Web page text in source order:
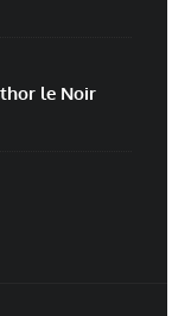
e-mail.
le Noir